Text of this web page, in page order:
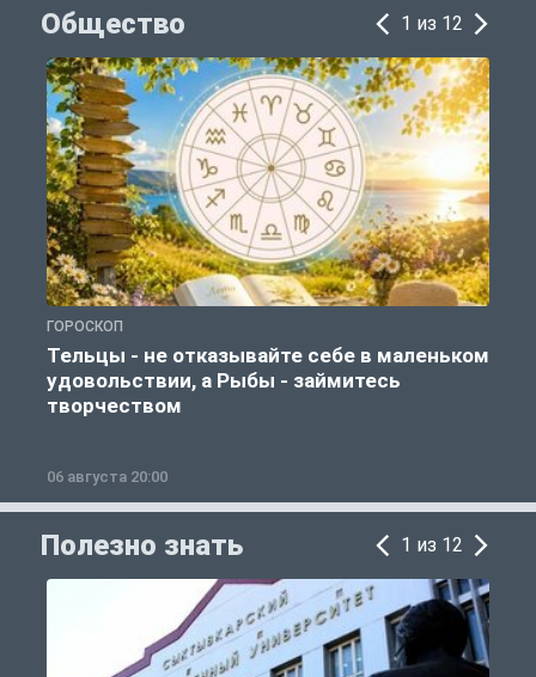
Общество 1 из 12
ГОРОСКОП
Тельцы - не отказывайте себе в маленьком
удовольствии, а Рыбы - займитесь
творчеством
06 августа 20:00
Полезно знать 1 из 12